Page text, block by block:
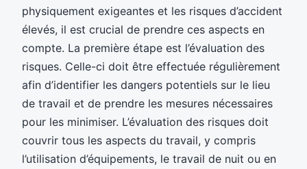
physiquement exigeantes et les risques d’accident
élevés, il est crucial de prendre ces aspects en
compte. La première étape est l’évaluation des
risques. Celle-ci doit être effectuée régulièrement
afin d’identifier les dangers potentiels sur le lieu
de travail et de prendre les mesures nécessaires
pour les minimiser. L’évaluation des risques doit
couvrir tous les aspects du travail, y compris
l’utilisation d’équipements, le travail de nuit ou en